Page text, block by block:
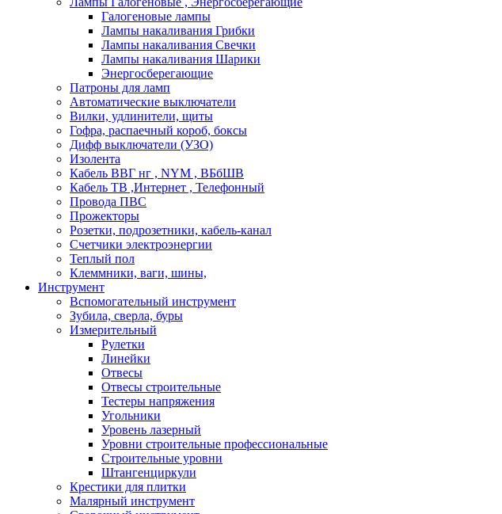
Галогеновые лампы
Лампы накаливания Грибки
Лампы накаливания Свечки
Лампы накаливания Шарики
Энергосберегающие
Патроны для ламп
Автоматические выключатели
Вилки, удлинители, щиты
Гофра, распаечный короб, боксы
Дифф выключатели (УЗО)
Изолента
Кабель ВВГ нг , NYM , ВБбШВ
Кабель ТВ ,Интернет , Телефонный
Провода ПВС
Прожекторы
Розетки, подрозетники, кабель-канал
Счетчики электроэнергии
Теплый пол
Клеммники, ваги, шины,
Инструмент
Вспомогательный инструмент
Зубила, сверла, буры
Измерительный
Рулетки
Линейки
Отвесы
Отвесы строительные
Тестеры напряжения
Угольники
Уровень лазерный
Уровни строительные профессиональные
Строительные уровни
Штангенциркули
Крестики для плитки
Малярный инструмент